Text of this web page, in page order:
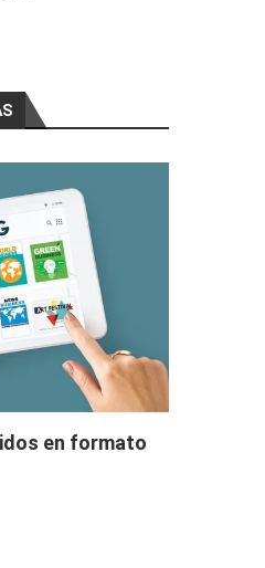
en formato